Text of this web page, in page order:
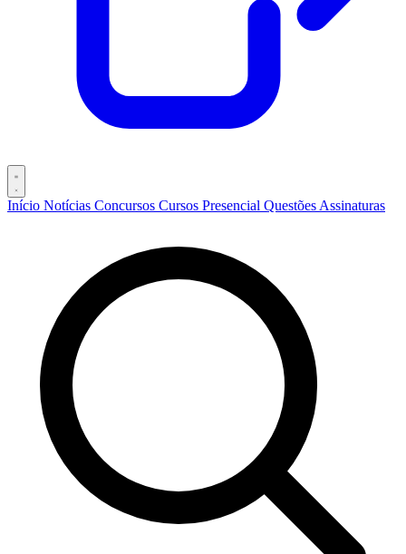
Início Notícias Concursos Cursos Presencial Questões Assinaturas